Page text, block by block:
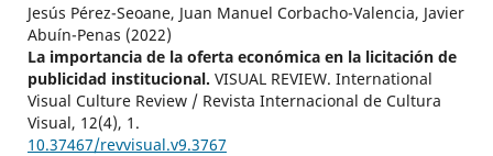
Jesús Pérez-Seoane, Juan Manuel Corbacho-Valencia, Javier
Abuín-Penas (2022)
La importancia de la oferta económica en la licitación de
publicidad institucional. VISUAL REVIEW. International
Visual Culture Review / Revista Internacional de Cultura
Visual, 12(4), 1.
10.37467/revvisual.v9.3767